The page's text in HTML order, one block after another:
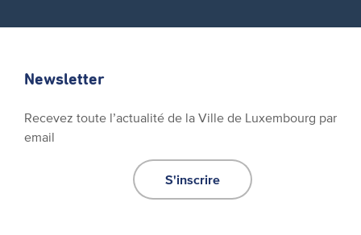
Newsletter
Recevez toute l’actualité de la Ville de Luxembourg par
email
S'inscrire